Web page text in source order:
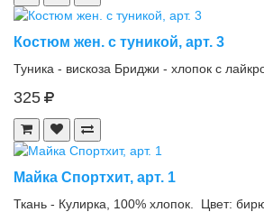
Костюм жен. с туникой, арт. 3
Туника - вискоза Бриджи - хлопок с
325
Майка Спортхит, арт. 1
Ткань - Кулирка, 100% хлопок. Цвет: